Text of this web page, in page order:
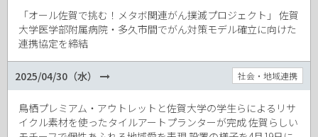
「オール佐賀で挑む！メタボ関連がん撲滅プロジェクト」 佐賀
大学医学部附属病院・多久市間でがん対策モデル確立に向けた
連携協定を締結
2025/04/30（水）
鳥栖プレミアム・アウトレットと佐賀大学の学生らによるリサ
イクル素材を使ったタイルアートプランターが完成 佐賀らしい
社会・地域連携